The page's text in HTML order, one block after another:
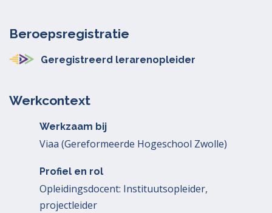
Beroepsregistratie
Geregistreerd lerarenopleider
Werkcontext
Werkzaam bij
Viaa (Gereformeerde Hogeschool Zwolle)
Profiel en rol
Opleidingsdocent: Instituutsopleider,
projectleider